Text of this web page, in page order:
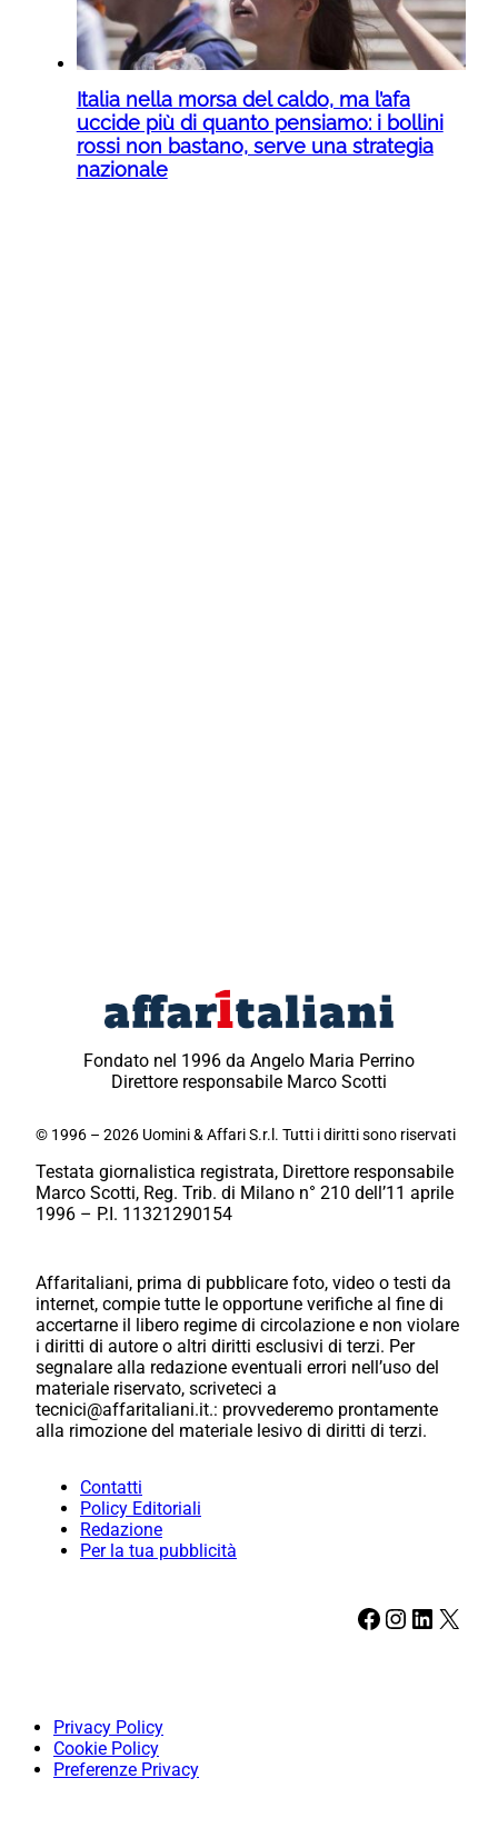
Italia nella morsa del caldo, ma l’afa
uccide più di quanto pensiamo: i bollini
rossi non bastano, serve una strategia
nazionale
Fondato nel 1996 da Angelo Maria Perrino
Direttore responsabile Marco Scotti
© 1996 – 2026 Uomini & Affari S.r.l. Tutti i diritti sono riservati
Testata giornalistica registrata, Direttore responsabile
Marco Scotti, Reg. Trib. di Milano n° 210 dell’11 aprile
1996 – P.I. 11321290154
Affaritaliani, prima di pubblicare foto, video o testi da
internet, compie tutte le opportune verifiche al fine di
accertarne il libero regime di circolazione e non violare
i diritti di autore o altri diritti esclusivi di terzi. Per
segnalare alla redazione eventuali errori nell’uso del
materiale riservato, scriveteci a
tecnici@affaritaliani.it.: provvederemo prontamente
alla rimozione del materiale lesivo di diritti di terzi.
Contatti
Policy Editoriali
Redazione
Per la tua pubblicità
Facebook Instagram LinkedIn X
Privacy Policy
Cookie Policy
Preferenze Privacy